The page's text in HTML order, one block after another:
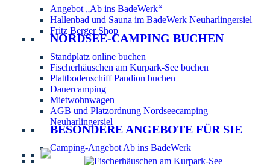
Angebot „Ab ins BadeWerk“
Hallenbad und Sauna im BadeWerk Neuharlingersiel
Fritz Berger Shop
NORDSEE-CAMPING BUCHEN
Standplatz online buchen
Fischerhäuschen am Kurpark-See buchen
Plattbodenschiff Pandion buchen
Dauercamping
Mietwohnwagen
AGB und Platzordnung Nordseecamping
Neuharlingersiel
BESONDERE ANGEBOTE FÜR SIE
Camping-Angebot Ab ins BadeWerk